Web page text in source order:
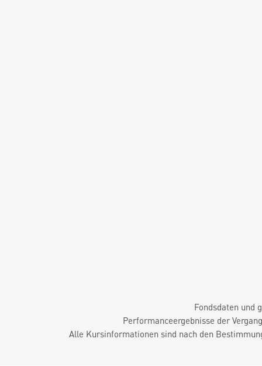
Fondsdaten und
Performanceergebnisse der
Alle Kursinformationen sind nach den